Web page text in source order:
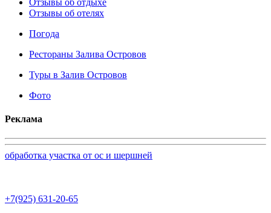
Отзывы об отдыхе
Отзывы об отелях
Погода
Рестораны Залива Островов
Туры в Залив Островов
Фото
Реклама
обработка участка от ос и шершней
+7(925) 631-20-65